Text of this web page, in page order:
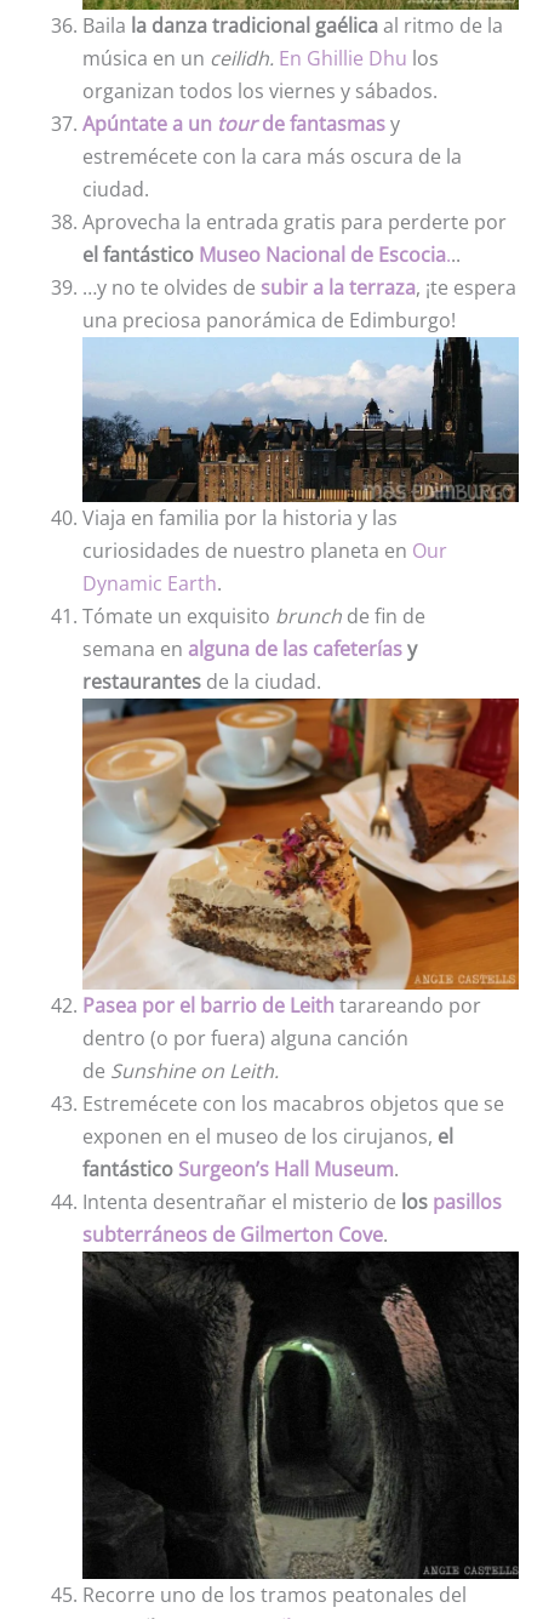
Baila la danza tradicional gaélicaal ritmo de la
música en un ceilidh. En Ghillie Dhu los
organizan todos los viernes y sábados.
Apúntate a un tourde fantasmasy
estremécete con la cara más oscura de la
ciudad.
Aprovecha la entrada gratis para perderte por
el fantástico Museo Nacional de Escocia...
…y no te olvides de subir a la terraza, ¡te espera
una preciosa panorámica de Edimburgo!
Viaja en familia por la historia y las
curiosidades de nuestro planeta en Our
Dynamic Earth.
Tómate un exquisito brunch de fin de
semana en alguna de las cafeteríasy
restaurantes de la ciudad.
Pasea por el barrio de Leith tarareando por
dentro (o por fuera) alguna canción
de Sunshine on Leith.
Estremécete con los macabros objetos que se
exponen en el museo de los cirujanos, el
fantástico Surgeon’s Hall Museum.
Intenta desentrañar el misterio de los pasillos
subterráneos de Gilmerton Cove.
Recorre uno de los tramos peatonales del